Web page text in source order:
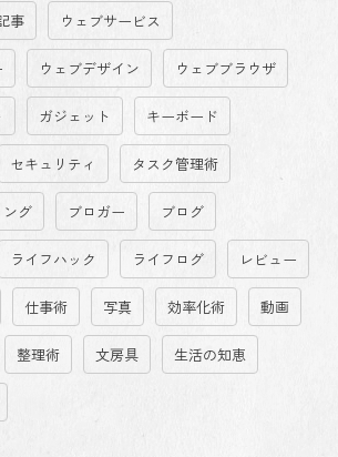
事 ウェブサービス
ウェブデザイン ウェブブラウザ
ガジェット キーボード
セキュリティ タスク管理術
ング ブロガー ブログ
ライフハック ライフログ レビュー
仕事術 写真 効率化術 動画
整理術 文房具 生活の知恵